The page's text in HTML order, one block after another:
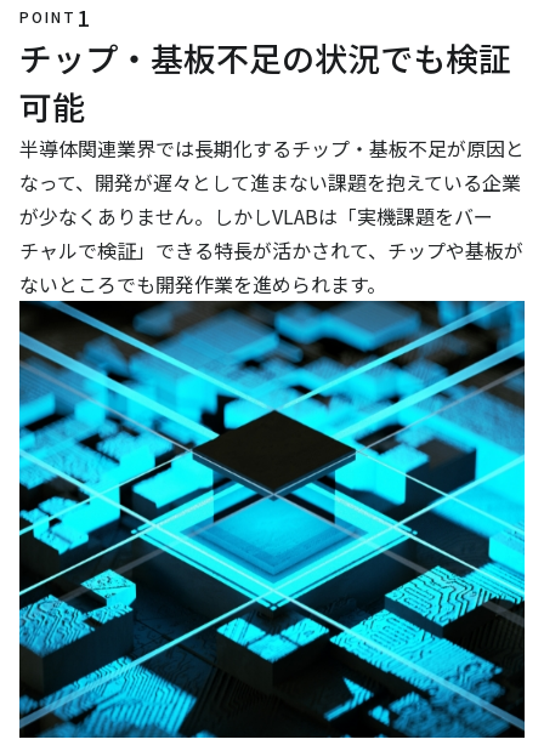
POINT 1
チップ・基板不足の状況でも検証
可能
半導体関連業界では長期化するチップ・基板不足が原因と
なって、開発が遅々として進まない課題を抱えている企業
が少なくありません。しかしVLABは「実機課題をバー
チャルで検証」できる特長が活かされて、チップや基板が
ないところでも開発作業を進められます。